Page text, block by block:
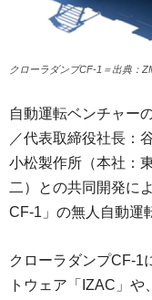
クローラダンプCF-1＝出典：
自動運転ベンチャー
／代表取締役社長：
小松製作所（本社：
二）との共同開発に
CF-1」の無人自動運
クローラダンプCF-1
トウェア「IZAC」